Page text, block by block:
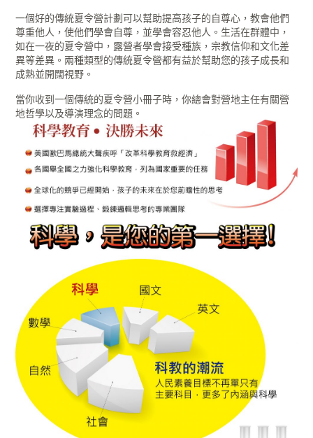
一個好的傳統夏令營計劃可以幫助提高孩子的自尊心，教會他們
尊重他人，使他們學會自尊，並學會容忍他人。生活在群體中，
如在一夜的夏令營中，露營者學會接受種族，宗教信仰和文化差
異等差異。兩種類型的傳統夏令營都有益於幫助您的孩子成長和
成熟並開闊視野。
當你收到一個傳統的夏令營小冊子時，你總會對營地主任有關營
地哲學以及導演理念的問題。